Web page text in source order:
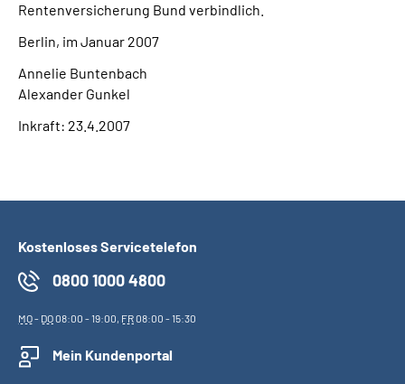
Rentenversicherung Bund verbindlich.
Berlin, im Januar 2007
Annelie Buntenbach
Alexander Gunkel
Inkraft: 23.4.2007
Kostenloses Servicetelefon
0800 1000 4800
MO- DO08:00 - 19:00, FR08:00 - 15:30
Mein Kundenportal